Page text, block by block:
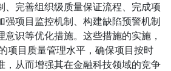
、完善组织级质量保证流程、完成项
强项目监控机制、构建缺陷预警机制
意识等优化措施。这些措施的实施，
项目质量管理水平，确保项目按时
，从而增强其在金融科技领域的竞争